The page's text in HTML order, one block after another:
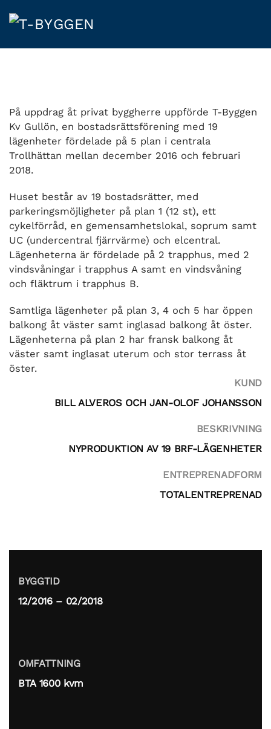
to
På uppdrag åt privat byggherre uppförde T-Byggen
Kv Gullön, en bostadsrättsförening med 19
lägenheter fördelade på 5 plan i centrala
Trollhättan mellan december 2016 och februari
2018.
Huset består av 19 bostadsrätter, med
parkeringsmöjligheter på plan 1 (12 st), ett
cykelförråd, en gemensamhetslokal, soprum samt
UC (undercentral fjärrvärme) och elcentral.
Lägenheterna är fördelade på 2 trapphus, med 2
vindsvåningar i trapphus A samt en vindsvåning
och fläktrum i trapphus B.
Samtliga lägenheter på plan 3, 4 och 5 har öppen
balkong åt väster samt inglasad balkong åt öster.
Lägenheterna på plan 2 har fransk balkong åt
väster samt inglasat uterum och stor terrass åt
öster.
KUND
BILL ALVEROS OCH JAN-OLOF JOHANSSON
BESKRIVNING
NYPRODUKTION AV 19 BRF-LÄGENHETER
ENTREPRENADFORM
TOTALENTREPRENAD
BYGGTID
12/2016 – 02/2018
OMFATTNING
BTA 1600 kvm